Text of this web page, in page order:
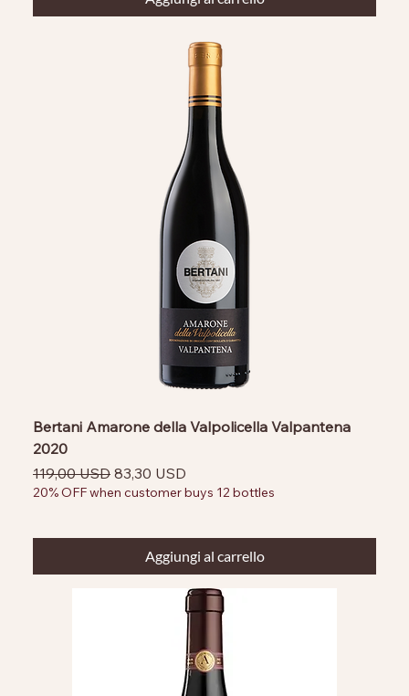
Bertani Amarone della Valpolicella Valpantena
2020
Prezzo regolare
119,00 USD Prezzo scontato
83,30 USD
20% OFF when customer buys 12 bottles
Aggiungi al carrello